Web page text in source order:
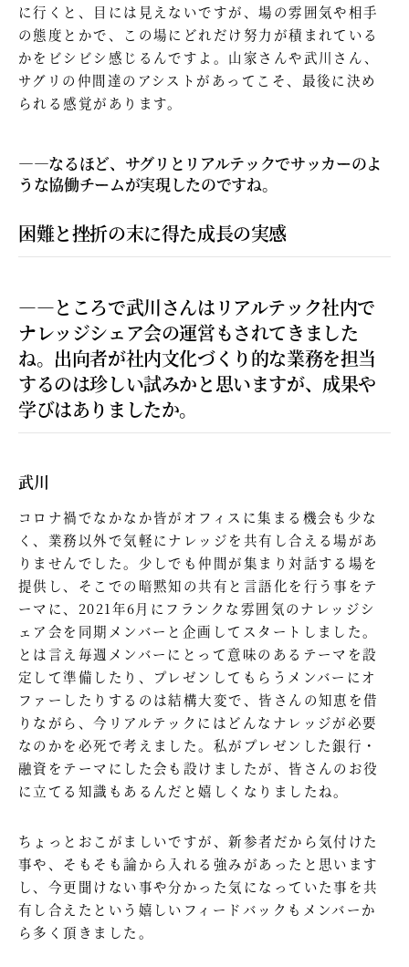
に行くと、目には見えないですが、場の雰囲気や相手
の態度とかで、この場にどれだけ努力が積まれている
かをビシビシ感じるんですよ。山家さんや武川さん、
サグリの仲間達のアシストがあってこそ、最後に決め
られる感覚があります。
—―なるほど、サグリとリアルテックでサッカーのよ
うな協働チームが実現したのですね。
困難と挫折の末に得た成長の実感
—―ところで武川さんはリアルテック社内で
ナレッジシェア会の運営もされてきました
ね。出向者が社内文化づくり的な業務を担当
するのは珍しい試みかと思いますが、成果や
学びはありましたか。
武川
コロナ禍でなかなか皆がオフィスに集まる機会も少な
く、業務以外で気軽にナレッジを共有し合える場があ
りませんでした。少しでも仲間が集まり対話する場を
提供し、そこでの暗黙知の共有と言語化を行う事をテ
ーマに、2021年6月にフランクな雰囲気のナレッジシ
ェア会を同期メンバーと企画してスタートしました。
とは言え毎週メンバーにとって意味のあるテーマを設
定して準備したり、プレゼンしてもらうメンバーにオ
ファーしたりするのは結構大変で、皆さんの知恵を借
りながら、今リアルテックにはどんなナレッジが必要
なのかを必死で考えました。私がプレゼンした銀行・
融資をテーマにした会も設けましたが、皆さんのお役
に立てる知識もあるんだと嬉しくなりましたね。
ちょっとおこがましいですが、新参者だから気付けた
事や、そもそも論から入れる強みがあったと思います
し、今更聞けない事や分かった気になっていた事を共
有し合えたという嬉しいフィードバックもメンバーか
ら多く頂きました。